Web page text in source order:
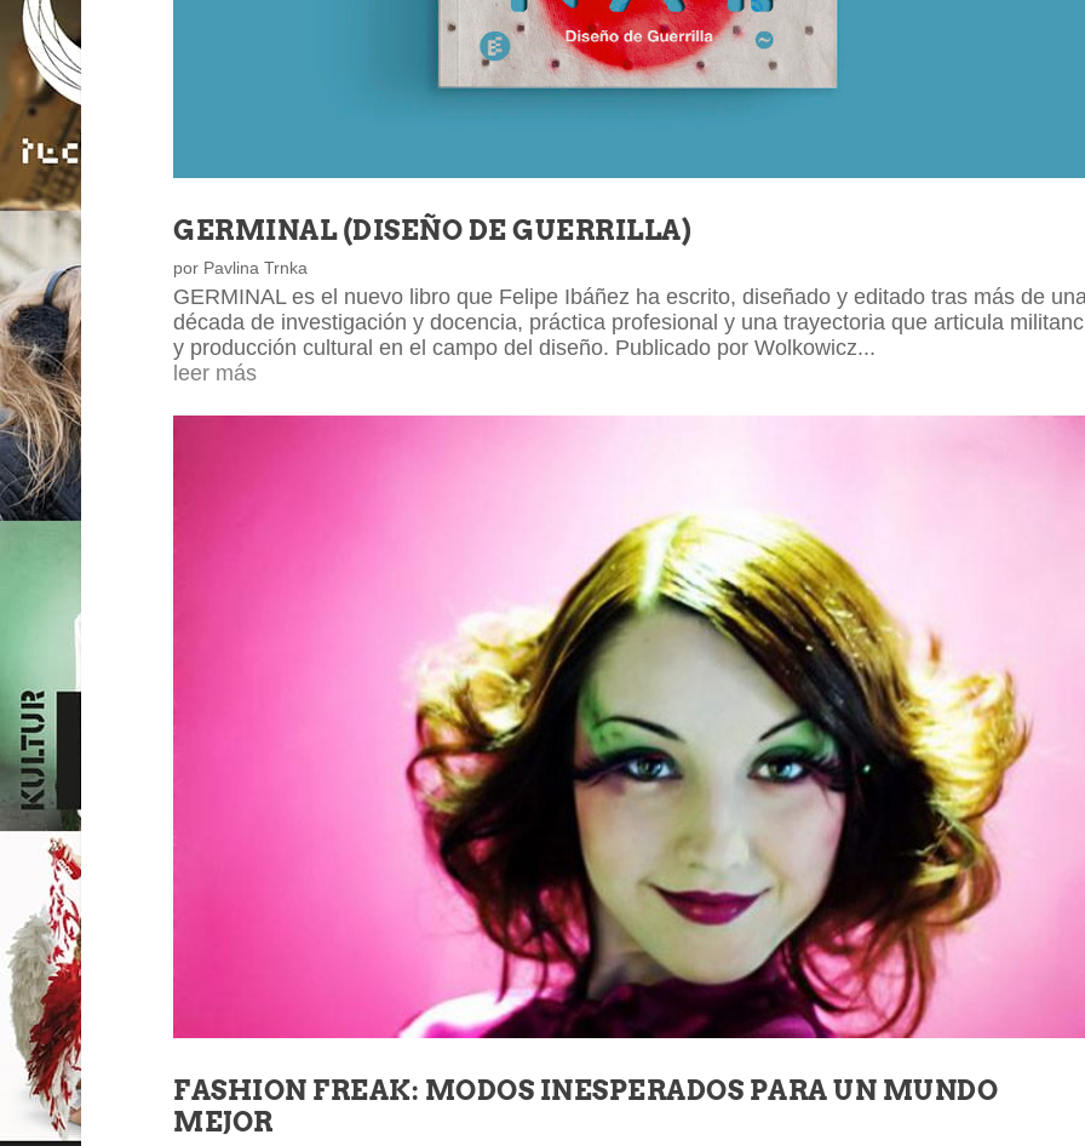
GERMINAL (DISEÑO DE GUERRILLA)
por Pavlina Trnka
GERMINAL es el nuevo libro que Felipe Ibáñez ha escrito, diseñado y editado tras más de
década de investigación y docencia, práctica profesional y una trayectoria que articula
y producción cultural en el campo del diseño. Publicado por Wolkowicz...
leer más
FASHION FREAK: MODOS INESPERADOS PARA UN MUNDO
MEJOR